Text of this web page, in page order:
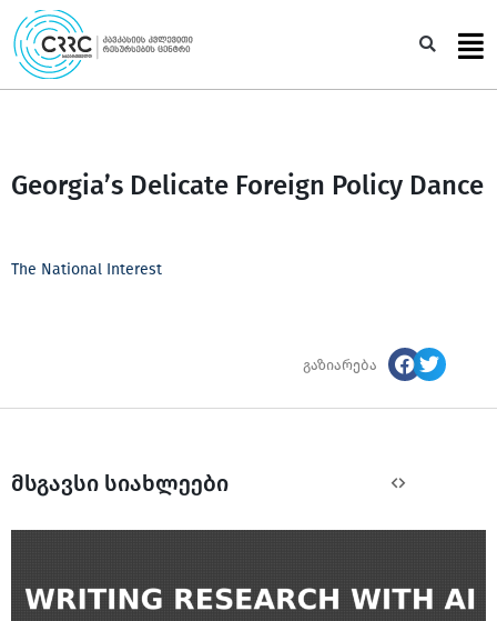
Skip
to
content
Georgia’s Delicate Foreign Policy Dance
The National Interest
გაზიარება
მსგავსი სიახლეები